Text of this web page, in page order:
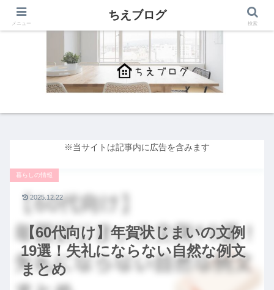
※当サイトは記事内に広告を含みます
【60代向け】年賀状じまいの文例
19選！失礼にならない自然な例文
まとめ
暮らしの情報
2025.12.22
メニュー
ちえブログ
検索